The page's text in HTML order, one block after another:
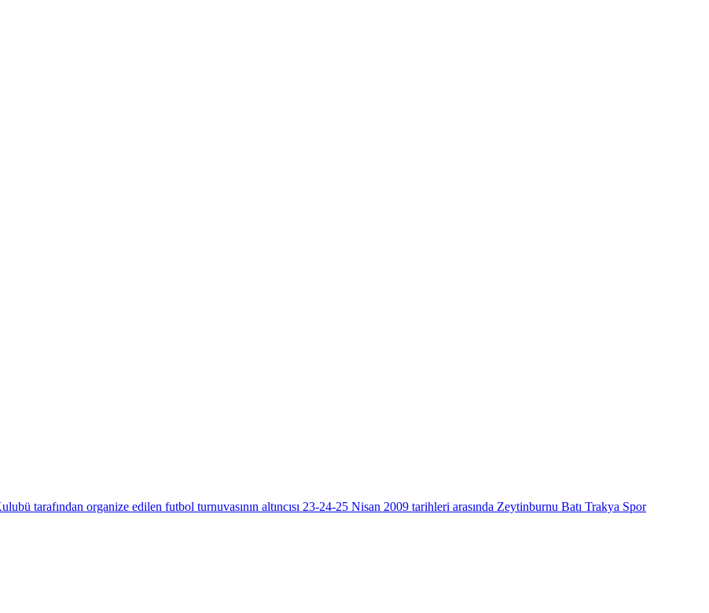
tarafından organize edilen futbol turnuvasının altıncısı 23-24-25 Nisan 2009 tarihleri arasında Zeytinburnu Batı Trakya Spor